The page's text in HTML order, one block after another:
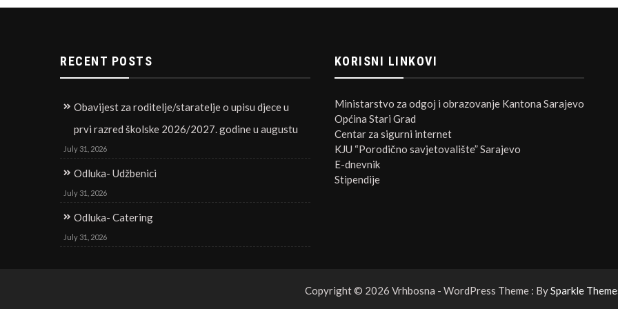
RECENT POSTS
Obavijest za roditelje/staratelje o upisu djece u
prvi razred školske 2026/2027. godine u augustu
July 31, 2026
Odluka- Udžbenici
July 31, 2026
Odluka- Catering
July 31, 2026
KORISNI LINKOVI
Ministarstvo za odgoj i obrazovanje Kantona Sarajevo
Općina Stari Grad
Centar za sigurni internet
KJU “Porodično savjetovalište” Sarajevo
E-dnevnik
Stipendije
Copyright © 2026 Vrhbosna - WordPress Theme : BySparkle